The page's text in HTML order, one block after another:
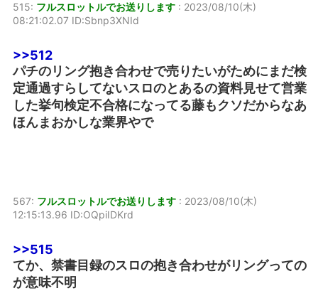
515: フルスロットルでお送りします : 2023/08/10(木)
08:21:02.07 ID:Sbnp3XNId
>>512
パチのリング抱き合わせで売りたいがためにまだ検
定通過すらしてないスロのとあるの資料見せて営業
した挙句検定不合格になってる藤もクソだからなあ
ほんまおかしな業界やで
567: フルスロットルでお送りします : 2023/08/10(木)
12:15:13.96 ID:OQpiIDKrd
>>515
てか、禁書目録のスロの抱き合わせがリングっての
が意味不明